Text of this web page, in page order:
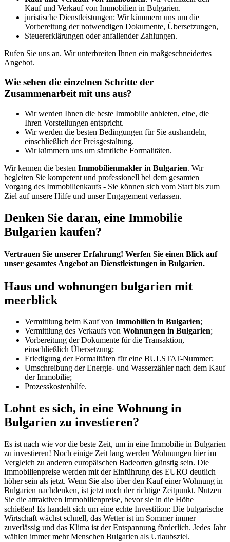
Kauf und Verkauf von Immobilien in Bulgarien.
juristische Dienstleistungen: Wir kümmern uns um die
Vorbereitung der notwendigen Dokumente, Übersetzungen,
Steuererklärungen oder anfallender Zahlungen.
Rufen Sie uns an. Wir unterbreiten Ihnen ein maßgeschneidertes
Angebot.
Wie sehen die einzelnen Schritte der
Zusammenarbeit mit uns aus?
Wir werden Ihnen die beste Immobilie anbieten, eine, die
Ihren Vorstellungen entspricht.
Wir werden die besten Bedingungen für Sie aushandeln,
einschließlich der Preisgestaltung.
Wir kümmern uns um sämtliche Formalitäten.
Wir kennen die besten Immobilienmakler in Bulgarien. Wir
begleiten Sie kompetent und professionell bei dem gesamten
Vorgang des Immobilienkaufs - Sie können sich vom Start bis zum
Ziel auf unsere Hilfe und unser Engagement verlassen.
Denken Sie daran, eine Immobilie
Bulgarien kaufen?
Vertrauen Sie unserer Erfahrung! Werfen Sie einen Blick auf
unser gesamtes Angebot an Dienstleistungen in Bulgarien.
Haus und wohnungen bulgarien mit
meerblick
Vermittlung beim Kauf von Immobilien in Bulgarien;
Vermittlung des Verkaufs von Wohnungen in Bulgarien;
Vorbereitung der Dokumente für die Transaktion,
einschließlich Übersetzung;
Erledigung der Formalitäten für eine BULSTAT-Nummer;
Umschreibung der Energie- und Wasserzähler nach dem Kauf
der Immobilie;
Prozesskostenhilfe.
Lohnt es sich, in eine Wohnung in
Bulgarien zu investieren?
Es ist nach wie vor die beste Zeit, um in eine Immobilie in Bulgarien
zu investieren! Noch einige Zeit lang werden Wohnungen hier im
Vergleich zu anderen europäischen Badeorten günstig sein. Die
Immobilienpreise werden mit der Einführung des EURO deutlich
höher sein als jetzt. Wenn Sie also über den Kauf einer Wohnung in
Bulgarien nachdenken, ist jetzt noch der richtige Zeitpunkt. Nutzen
Sie die attraktiven Immobilienpreise, bevor sie in die Höhe
schießen! Es handelt sich um eine echte Investition: Die bulgarische
Wirtschaft wächst schnell, das Wetter ist im Sommer immer
zuverlässig und das Klima ist der Entspannung förderlich. Jedes Jahr
wählen immer mehr Menschen Bulgarien als Urlaubsziel.